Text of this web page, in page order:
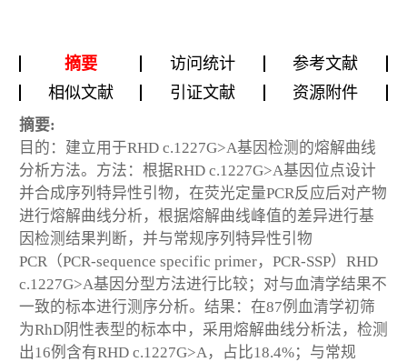
摘要 访问统计
参考文献
相似文献
引证文献 资源附件
摘要:
目的：建立用于RHD c.1227G>A基因检测的熔解曲线
分析方法。方法：根据RHD c.1227G>A基因位点设计
并合成序列特异性引物，在荧光定量PCR反应后对产物
进行熔解曲线分析，根据熔解曲线峰值的差异进行基
因检测结果判断，并与常规序列特异性引物
PCR（PCR-sequence specific primer，PCR-SSP）RHD
c.1227G>A基因分型方法进行比较；对与血清学结果不
一致的标本进行测序分析。结果：在87例血清学初筛
为RhD阴性表型的标本中，采用熔解曲线分析法，检测
出16例含有RHD c.1227G>A，占比18.4%；与常规